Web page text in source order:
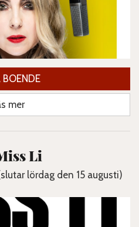
BOENDE
mer
Li
lördag den 15 augusti)